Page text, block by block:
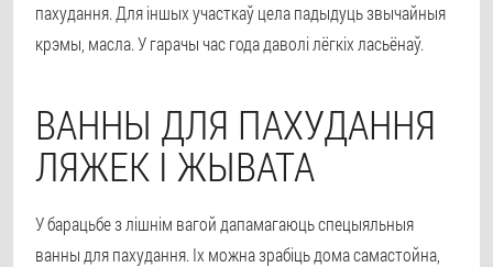
пахудання. Для іншых участкаў цела падыдуць звычайныя
крэмы, масла. У гарачы час года даволі лёгкіх ласьёнаў.
ВАННЫ ДЛЯ ПАХУДАННЯ
ЛЯЖЕК І ЖЫВАТА
У барацьбе з лішнім вагой дапамагаюць спецыяльныя
ванны для пахудання. Іх можна зрабіць дома самастойна,